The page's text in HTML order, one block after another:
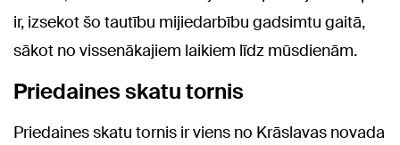
ir, izsekot šo tautību mijiedarbību gadsimtu gaitā,
sākot no vissenākajiem laikiem līdz mūsdienām.
Priedaines skatu tornis
Priedaines skatu tornis ir viens no Krāslavas novada